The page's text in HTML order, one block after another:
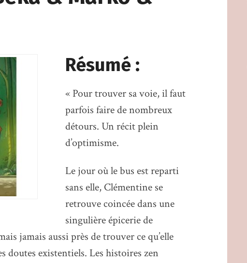
Résumé :
« Pour trouver sa voie, il faut
parfois faire de nombreux
détours. Un récit plein
d’optimisme.
Le jour où le bus est reparti
sans elle, Clémentine se
retrouve coincée dans une
singulière épicerie de
jamais aussi près de trouver ce qu’elle
doutes existentiels. Les histoires zen